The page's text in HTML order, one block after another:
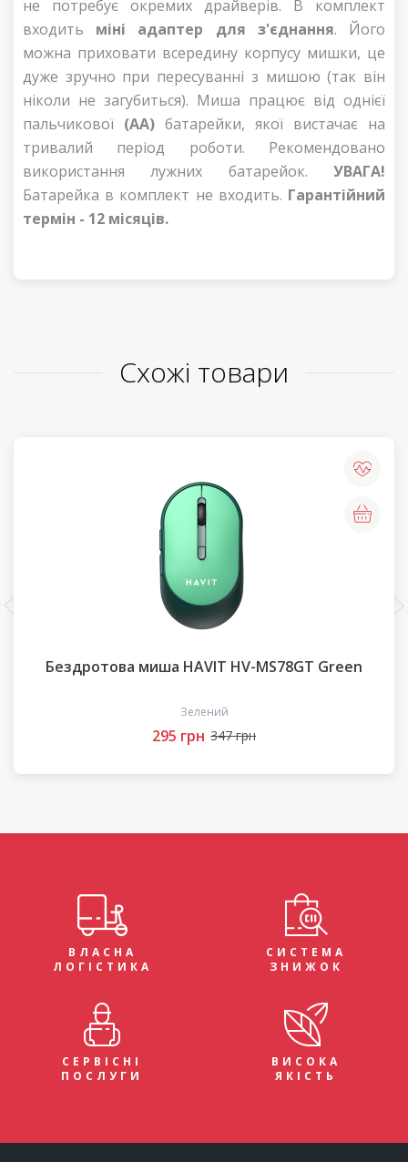
не потребує окремих драйверів. В комплект
входить міні адаптер для з'єднання. Його
можна приховати всередину корпусу мишки, це
дуже зручно при пересуванні з мишою (так він
ніколи не загубиться). Миша працює від однієї
пальчикової (AA) батарейки, якої вистачає на
тривалий період роботи. Рекомендовано
використання лужних батарейок. УВАГА!
Батарейка в комплект не входить. Гарантійний
термін - 12 місяців.
Схожі товари
Бездротова миша HAVIT HV-MS78GT Green
Зелений
295 грн 347 грн
ВЛАСНА
ЛОГІСТИКА
СИСТЕМА
ЗНИЖОК
СЕРВІСНІ
ПОСЛУГИ
ВИСОКА
ЯКІСТЬ